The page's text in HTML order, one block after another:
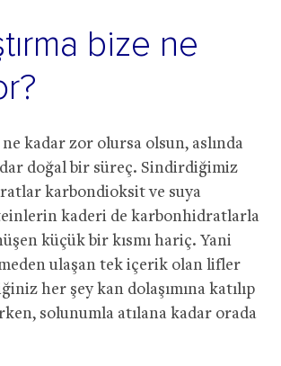
bize ne
ne kadar zor olursa olsun, aslında
doğal bir süreç. Sindirdiğimiz
karbondioksit ve suya
kaderi de karbonhidratlarla
küçük bir kısmı hariç. Yani
ulaşan tek içerik olan lifler
her şey kan dolaşımına katılıp
solunumla atılana kadar orada